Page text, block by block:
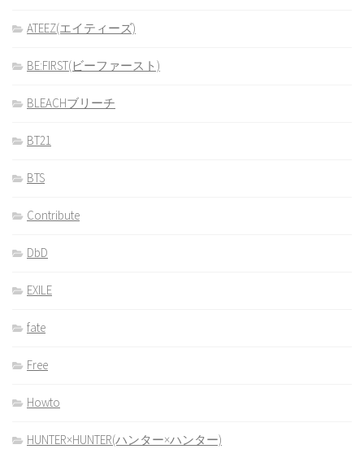
ATEEZ(エイティーズ)
BE:FIRST(ビーファースト)
BLEACHブリーチ
BT21
BTS
Contribute
DbD
EXILE
fate
Free
Howto
HUNTER×HUNTER(ハンター×ハンター)